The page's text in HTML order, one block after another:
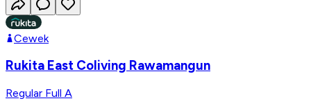
Cewek
Rukita East Coliving Rawamangun
Regular Full A